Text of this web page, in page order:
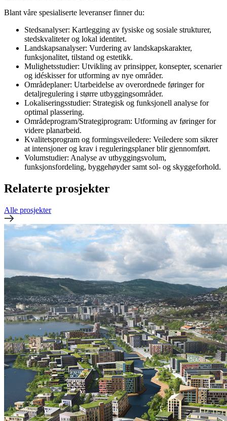
Blant våre spesialiserte leveranser finner du:
Stedsanalyser: Kartlegging av fysiske og sosiale strukturer,
stedskvaliteter og lokal identitet.
Landskapsanalyser: Vurdering av landskapskarakter,
funksjonalitet, tilstand og estetikk.
Mulighetsstudier: Utvikling av prinsipper, konsepter, scenarier
og idéskisser for utforming av nye områder.
Områdeplaner: Utarbeidelse av overordnede føringer for
detaljregulering i større utbyggingsområder.
Lokaliseringsstudier: Strategisk og funksjonell analyse for
optimal plassering.
Områdeprogram/Strategiprogram: Utforming av føringer for
videre planarbeid.
Kvalitetsprogram og formingsveiledere: Veiledere som sikrer
at intensjoner og krav i reguleringsplaner blir gjennomført.
Volumstudier: Analyse av utbyggingsvolum,
funksjonsfordeling, byggehøyder samt sol- og skyggeforhold.
Relaterte prosjekter
Alle prosjekter